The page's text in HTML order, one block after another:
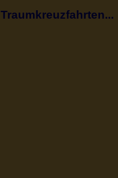
Traumkreuzfahrten...